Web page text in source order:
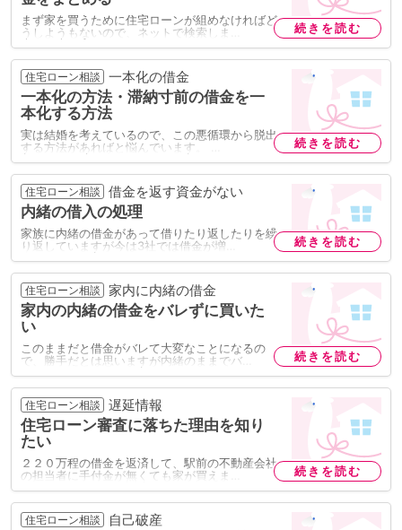
まず家を買うために住宅ローンが組めなければど
うしようもないので、ネットで検索しま…
続きを読む
住宅ローン相談 一本化の借金
一本化の方法・滞納寸前の借金を一
本化する方法
実は結婚を考えているので、この悪循環から脱出
する方法があればと悩んでいます。 …
続きを読む
住宅ローン相談 借金を返す資金がない
内緒の借入の処理
家族に内緒の借金があって借りたり返したりを繰
り返していますが今は3社では借金が増…
続きを読む
住宅ローン相談 家内に内緒の借金
家内の内緒の借金をバレずに買いた
い
このままだと借金がバレて大変なことになるの
で、勝手だとは思いますが内緒のままでバ…
続きを読む
住宅ローン相談 遅延情報
住宅ローン審査に落ちた理由を知り
たい
２２０万程の借金を返済して、駅前の不動産会社
の担当者に手付金が無くても家が買えま…
続きを読む
住宅ローン相談 自己破産